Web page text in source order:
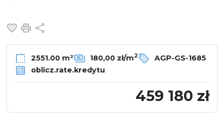
Dodaj do ulubionych
Drukuj
2551.00 m² 180,00 zł/m2
AGP-GS-1685
oblicz.rate.kredytu
459 180 zł